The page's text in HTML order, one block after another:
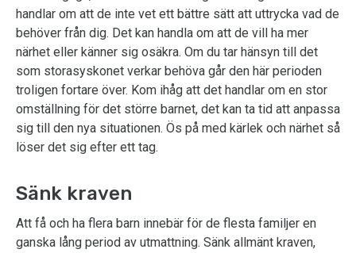
handlar om att de inte vet ett bättre sätt att uttrycka vad de
behöver från dig. Det kan handla om att de vill ha mer
närhet eller känner sig osäkra. Om du tar hänsyn till det
som storasyskonet verkar behöva går den här perioden
troligen fortare över. Kom ihåg att det handlar om en stor
omställning för det större barnet, det kan ta tid att anpassa
sig till den nya situationen. Ös på med kärlek och närhet så
löser det sig efter ett tag.
Sänk kraven
Att få och ha flera barn innebär för de flesta familjer en
ganska lång period av utmattning. Sänk allmänt kraven,